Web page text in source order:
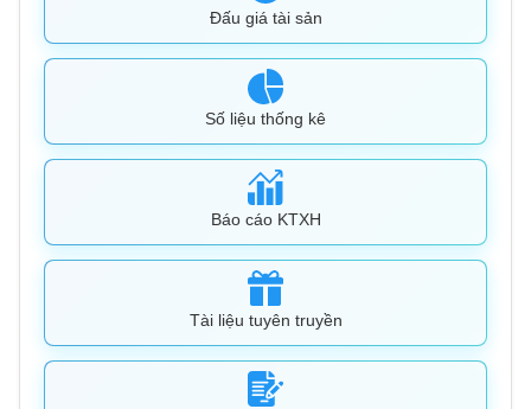
Đấu giá tài sản
Số liệu thống kê
Báo cáo KTXH
Tài liệu tuyên truyền